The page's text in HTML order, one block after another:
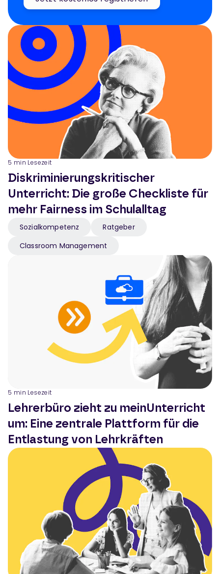
5 min Lesezeit
Diskriminierungskritischer
Unterricht: Die große Checkliste für
mehr Fairness im Schulalltag
Sozialkompetenz
Ratgeber
Classroom Management
5 min Lesezeit
Lehrerbüro zieht zu meinUnterricht
um: Eine zentrale Plattform für die
Entlastung von Lehrkräften